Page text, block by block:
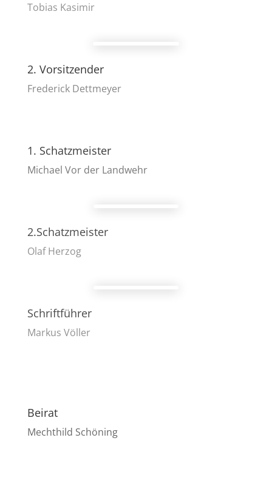
Tobias Kasimir
2. Vorsitzender
Frederick Dettmeyer
1. Schatzmeister
Michael Vor der Landwehr
2.Schatzmeister
Olaf Herzog
Schriftführer
Markus Völler
Beirat
Mechthild Schöning